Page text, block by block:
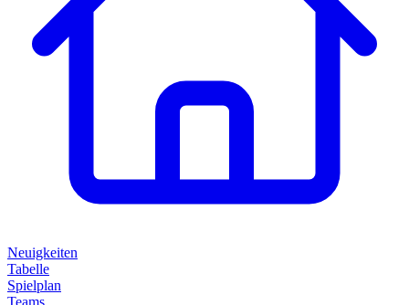
Neuigkeiten
Tabelle
Spielplan
Teams